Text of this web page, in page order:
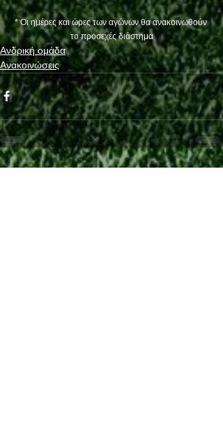
* Οι ημέρες και ώρες των αγώνων θα ανακοινωθούν
το προσεχές διάστημα
Ανδρική ομάδα
Ανακοινώσεις